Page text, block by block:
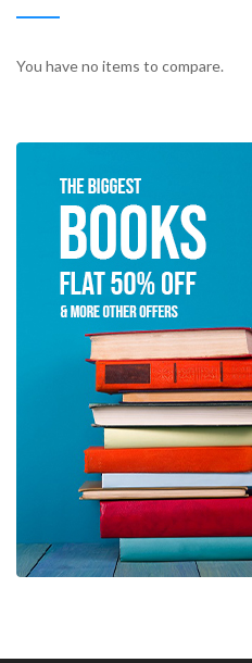
You have no items to compare.